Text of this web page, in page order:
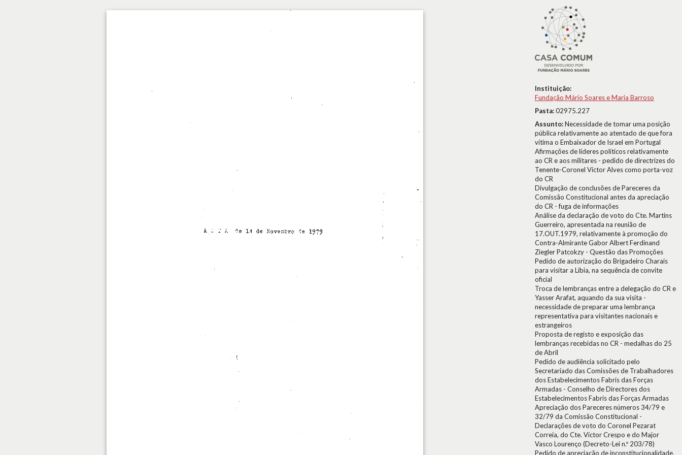
Instituição:
Fundação Mário Soares e Maria Barroso
Pasta:02975.227
Assunto:Necessidade de tomar uma posição
pública relativamente ao atentado de que fora
vítima o Embaixador de Israel em Portugal
Afirmações de líderes políticos relativamente
ao CR e aos militares - pedido de directrizes do
Tenente-Coronel Víctor Alves como porta-voz
do CR
Divulgação de conclusões de Pareceres da
Comissão Constitucional antes da apreciação
do CR - fuga de informações
Análise da declaração de voto do Cte. Martins
Guerreiro, apresentada na reunião de
17.OUT.1979, relativamente à promoção do
Contra-Almirante Gabor Albert Ferdinand
Ziegler Patcokzy - Questão das Promoções
Pedido de autorização do Brigadeiro Charais
para visitar a Líbia, na sequência de convite
oficial
Troca de lembranças entre a delegação do CR e
Yasser Arafat, aquando da sua visita -
necessidade de preparar uma lembrança
representativa para visitantes nacionais e
estrangeiros
Proposta de registo e exposição das
lembranças recebidas no CR - medalhas do 25
de Abril
Pedido de audiência solicitado pelo
Secretariado das Comissões de Trabalhadores
dos Estabelecimentos Fabris das Forças
Armadas - Conselho de Directores dos
Estabelecimentos Fabris das Forças Armadas
Apreciação dos Pareceres números 34/79 e
32/79 da Comissão Constitucional -
Declarações de voto do Coronel Pezarat
Correia, do Cte. Víctor Crespo e do Major
Vasco Lourenço (Decreto-Lei n.º 203/78)
Pedido de apreciação de inconstitucionalidade,